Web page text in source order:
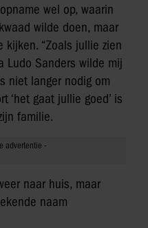
wel op, waarin
wilde doen, maar
kijken. “Zoals jullie zien
Ludo Sanders wilde mij
niet langer nodig om
‘het gaat jullie goed’ is
familie.
naar huis, maar
naam